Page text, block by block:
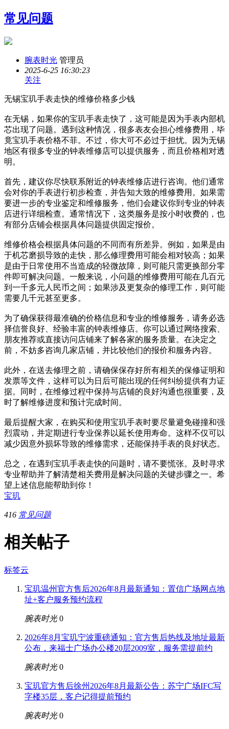
常见问题
腕表时光 管理员
2025-6-25 16:30:23
关注
无锡宝玑手表走快的维修价格多少钱
在无锡，如果你的宝玑手表走快了，这可能是因为手表内部机
芯出现了问题。遇到这种情况，很多表友会担心维修费用，毕
竟宝玑手表价格不菲。不过，你大可不必过于担忧。因为无锡
地区有很多专业的钟表维修店可以提供服务，而且价格相对透
明。
首先，建议你尽快联系附近的钟表维修店进行咨询。他们通常
会对你的手表进行初步检查，并告知大致的维修费用。如果需
要进一步的专业鉴定和维修服务，他们会建议你到专业的钟表
店进行详细检查。通常情况下，这类服务是按小时收费的，也
有部分店铺会根据具体问题提供固定报价。
维修价格会根据具体问题的不同而有所差异。例如，如果是由
于机芯磨损导致的走快，那么修理费用可能会相对较高；如果
是由于日常使用不当造成的轻微故障，则可能只需更换部分零
件即可解决问题。一般来说，小问题的维修费用可能在几百元
到一千多元人民币之间；如果涉及更复杂的修理工作，则可能
需要几千元甚至更多。
为了确保获得最准确的价格信息和专业的维修服务，请务必选
择信誉良好、经验丰富的钟表维修店。你可以通过网络搜索、
朋友推荐或直接访问店铺来了解各家的服务质量。在决定之
前，不妨多咨询几家店铺，并比较他们的报价和服务内容。
此外，在送去修理之前，请确保保存好所有相关的保修证明和
发票等文件，这样可以为日后可能出现的任何纠纷提供有力证
据。同时，在维修过程中保持与店铺的良好沟通也很重要，及
时了解维修进度和预计完成时间。
最后提醒大家，在购买和使用宝玑手表时要尽量避免碰撞和强
烈震动，并定期进行专业保养以延长使用寿命。这样不仅可以
减少因意外损坏导致的维修需求，还能保持手表的良好状态。
总之，在遇到宝玑手表走快的问题时，请不要慌张。及时寻求
专业帮助并了解清楚相关费用是解决问题的关键步骤之一。希
望上述信息能帮助到你！
宝玑
416 常见问题
相关帖子
标签云
宝玑温州官方售后2026年8月最新通知：置信广场网点地
址+客户服务预约流程
腕表时光 0
2026年8月宝玑宁波重磅通知：官方售后热线及地址最新
公布，来福士广场办公楼20层2009室，服务需提前约
腕表时光 0
宝玑官方售后徐州2026年8月最新公告：苏宁广场IFC写
字楼35层，客户记得提前预约
腕表时光 0